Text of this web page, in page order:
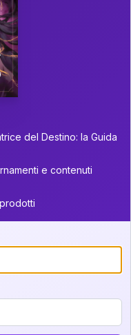
parziale
vedere
della tua
ricevere
disponibile.
vostra
del Destino: la Guida
e contenuti